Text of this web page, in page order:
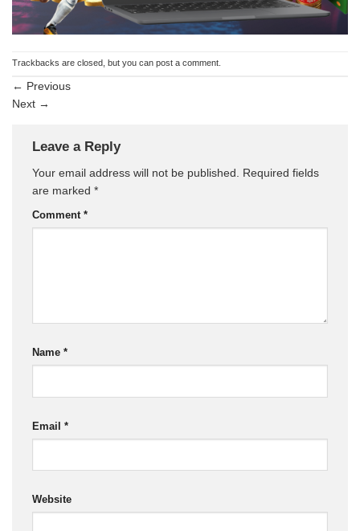
Trackbacks are closed, but you can post a comment
← Previous
Next →
Leave a Reply
Your email address will not be published. Required fields
are marked *
Comment *
Name *
Email *
Website